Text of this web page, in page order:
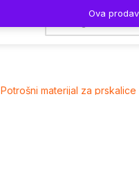
Ova
Potrošni materijal za prskalice